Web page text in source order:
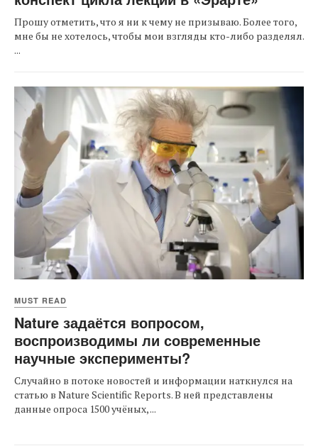
Прошу отметить, что я ни к чему не призываю. Более того,
мне бы не хотелось, чтобы мои взгляды кто-либо разделял.
...
MUST READ
Nature задаётся вопросом,
воспроизводимы ли современные
научные эксперименты?
Случайно в потоке новостей и информации наткнулся на
статью в Nature Scientific Reports. В ней представлены
данные опроса 1500 учёных, ...